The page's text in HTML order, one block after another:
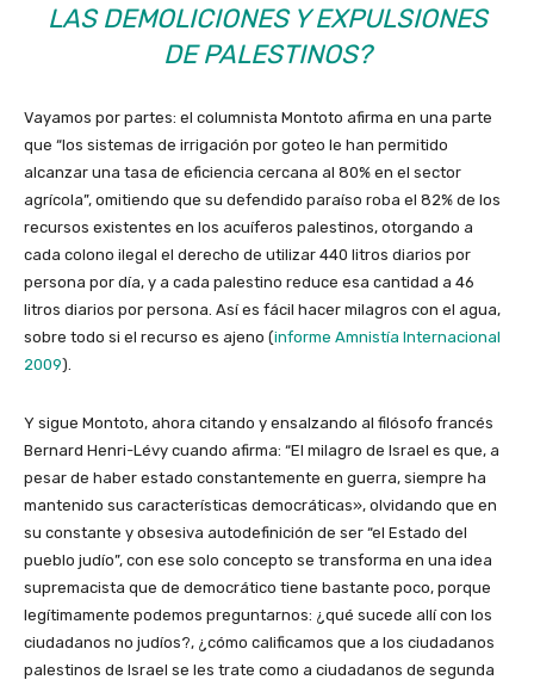
LAS DEMOLICIONES Y EXPULSIONES
DE PALESTINOS?
Vayamos por partes: el columnista Montoto afirma en una parte
que “los sistemas de irrigación por goteo le han permitido
alcanzar una tasa de eficiencia cercana al 80% en el sector
agrícola”, omitiendo que su defendido paraíso roba el 82% de los
recursos existentes en los acuíferos palestinos, otorgando a
cada colono ilegal el derecho de utilizar 440 litros diarios por
persona por día, y a cada palestino reduce esa cantidad a 46
litros diarios por persona. Así es fácil hacer milagros con el agua,
sobre todo si el recurso es ajeno (informe Amnistía Internacional
2009).
Y sigue Montoto, ahora citando y ensalzando al filósofo francés
Bernard Henri-Lévy cuando afirma: “El milagro de Israel es que, a
pesar de haber estado constantemente en guerra, siempre ha
mantenido sus características democráticas», olvidando que en
su constante y obsesiva autodefinición de ser “el Estado del
pueblo judío”, con ese solo concepto se transforma en una idea
supremacista que de democrático tiene bastante poco, porque
legítimamente podemos preguntarnos: ¿qué sucede allí con los
ciudadanos no judíos?, ¿cómo calificamos que a los ciudadanos
palestinos de Israel se les trate como a ciudadanos de segunda